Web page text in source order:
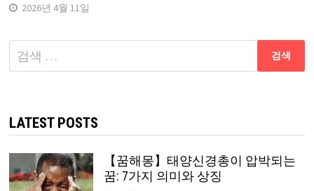
2026년 4월 11일
다
음
LATEST POSTS
【꿈해몽】태양신경총이 압박되는
꿈: 7가지 의미와 상징